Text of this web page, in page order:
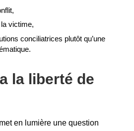
la victime,
conciliatrices plutôt qu’une
la liberté de
en lumière une question